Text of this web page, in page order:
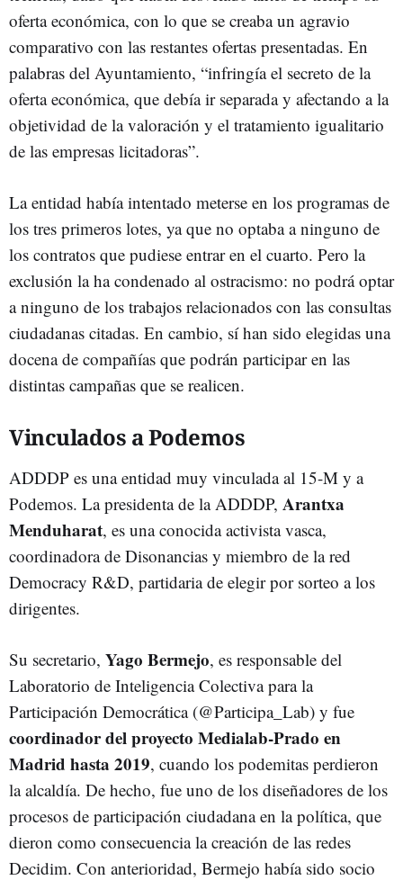
oferta económica, con lo que se creaba un agravio
comparativo con las restantes ofertas presentadas. En
palabras del Ayuntamiento, “infringía el secreto de la
oferta económica, que debía ir separada y afectando a la
objetividad de la valoración y el tratamiento igualitario
de las empresas licitadoras”.
La entidad había intentado meterse en los programas de
los tres primeros lotes, ya que no optaba a ninguno de
los contratos que pudiese entrar en el cuarto. Pero la
exclusión la ha condenado al ostracismo: no podrá optar
a ninguno de los trabajos relacionados con las consultas
ciudadanas citadas. En cambio, sí han sido elegidas una
docena de compañías que podrán participar en las
distintas campañas que se realicen.
Vinculados a Podemos
ADDDP es una entidad muy vinculada al 15-M y a
Podemos. La presidenta de la ADDDP, Arantxa
Menduharat, es una conocida activista vasca,
coordinadora de Disonancias y miembro de la red
Democracy R&D, partidaria de elegir por sorteo a los
dirigentes.
Su secretario, Yago Bermejo, es responsable del
Laboratorio de Inteligencia Colectiva para la
Participación Democrática (@Participa_Lab) y fue
coordinador del proyecto Medialab-Prado en
Madrid hasta 2019, cuando los podemitas perdieron
la alcaldía. De hecho, fue uno de los diseñadores de los
procesos de participación ciudadana en la política, que
dieron como consecuencia la creación de las redes
Decidim. Con anterioridad, Bermejo había sido socio